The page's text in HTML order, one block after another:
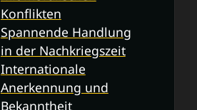
Konflikten
Spannende Handlung
in der Nachkriegszeit
Internationale
Anerkennung und
Bekanntheit